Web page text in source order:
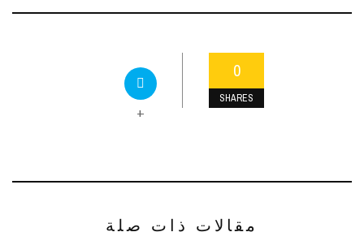
0
SHARES
+
مقالات ذات صلة